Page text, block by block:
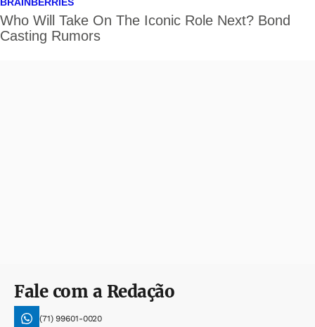
Fale com a Redação
(71) 99601-0020